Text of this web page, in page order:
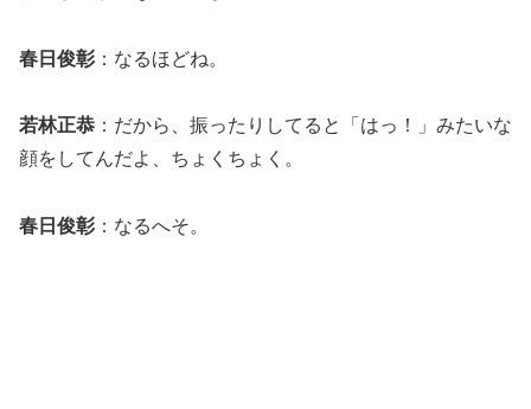
春日俊彰 ：なるほどね。
若林正恭 ：だから、振ったりしてると「はっ！」みたいな
顔をしてんだよ、ちょくちょく。
春日俊彰 ：なるへそ。